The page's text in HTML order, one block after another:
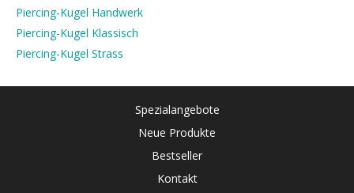
Piercing-Kugel Handwerk
Piercing-Kugel Klassisch
Piercing-Kugel Strass
Spezialangebote
Neue Produkte
Bestseller
Kontakt